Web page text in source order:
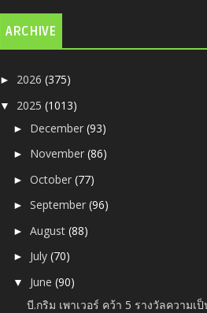
ARCHIVE
► 2026(375)
▼ 2025(1013)
► December(93)
► November(86)
►October(77)
►September(96)
►August(88)
► July(70)
▼ June(90)
บี.กริม เพาเวอร์ คว้า 5 รางวัลความเ